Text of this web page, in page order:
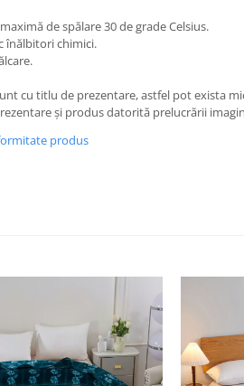
de spălare 30 de grade Celsius.
înălbitori chimici.
cu titlu de prezentare, astfel pot exista
și produs datorită prelucrării
produs